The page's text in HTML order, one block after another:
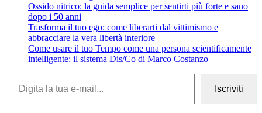
–
FERDINANDO
IMPOSIMATO”
Ossido nitrico: la guida semplice per sentirti più forte e sano
dopo i 50 anni
Trasforma il tuo ego: come liberarti dal vittimismo e
abbracciare la vera libertà interiore
Come usare il tuo Tempo come una persona scientificamente
intelligente: il sistema Dis/Co di Marco Costanzo
Digita la tua e-mail...
Iscriviti